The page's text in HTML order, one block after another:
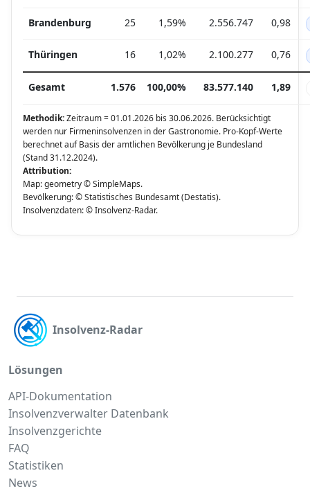
Brandenburg 25 1,59% 2.556.747 0,98
Thüringen 16 1,02% 2.100.277 0,76
Gesamt 1.576 100,00% 83.577.140 1,89
Methodik:Zeitraum = 01.01.2026 bis 30.06.2026. Berücksichtigt
werden nur Firmeninsolvenzen in der Gastronomie. Pro-Kopf-Werte
berechnet auf Basis der amtlichen Bevölkerung je Bundesland
(Stand 31.12.2024).
Attribution:
Map: geometry © SimpleMaps.
Bevölkerung: © Statistisches Bundesamt (Destatis).
Insolvenzdaten: © Insolvenz-Radar.
Insolvenz-Radar
Lösungen
API-Dokumentation
Insolvenzverwalter Datenbank
Insolvenzgerichte
FAQ
Statistiken
News